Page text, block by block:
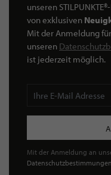
unseren
von exklusiven
Mit der Anmeldung
unseren
ist jederzeit möglich.
Mit der Anmeldung an
Datenschutzbestimmungen